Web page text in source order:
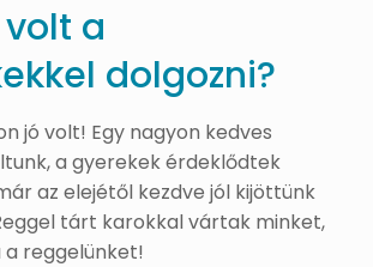
a
dolgozni?
jó volt! Egy nagyon kedves
a gyerekek érdeklődtek
az elejétől kezdve jól kijöttünk
tárt karokkal vártak minket,
reggelünket!